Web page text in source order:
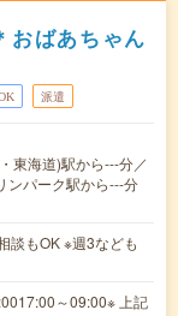
おばあちゃん
派遣
東海道)駅から---分／
ンパーク駅から---分
談もOK ※週3なども
～09:00※ 上記